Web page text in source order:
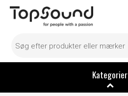
Kategorier